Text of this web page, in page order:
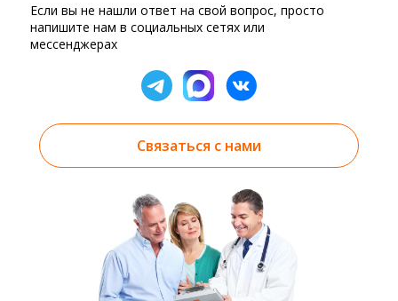
Если вы не нашли ответ на свой вопрос, просто
напишите нам в социальных сетях или
мессенджерах
Связаться с нами